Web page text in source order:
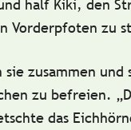
half Kiki, den
Vorderpfoten zu
zusammen und
zu befreien.
das